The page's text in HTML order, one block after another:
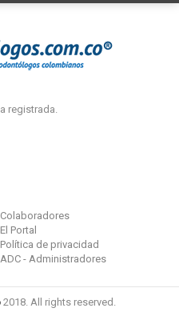
registrada.
Colaboradores
El Portal
Política de privacidad
ADC - Administradores
2018. All rights reserved.